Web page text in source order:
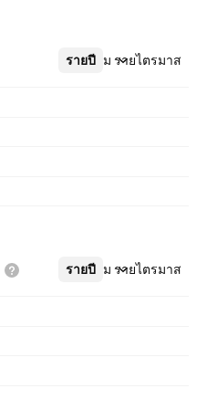
รายปี รายไตรมาส
เพิ่มเติม
รายปี รายไตรมาส
เพิ่มเติม